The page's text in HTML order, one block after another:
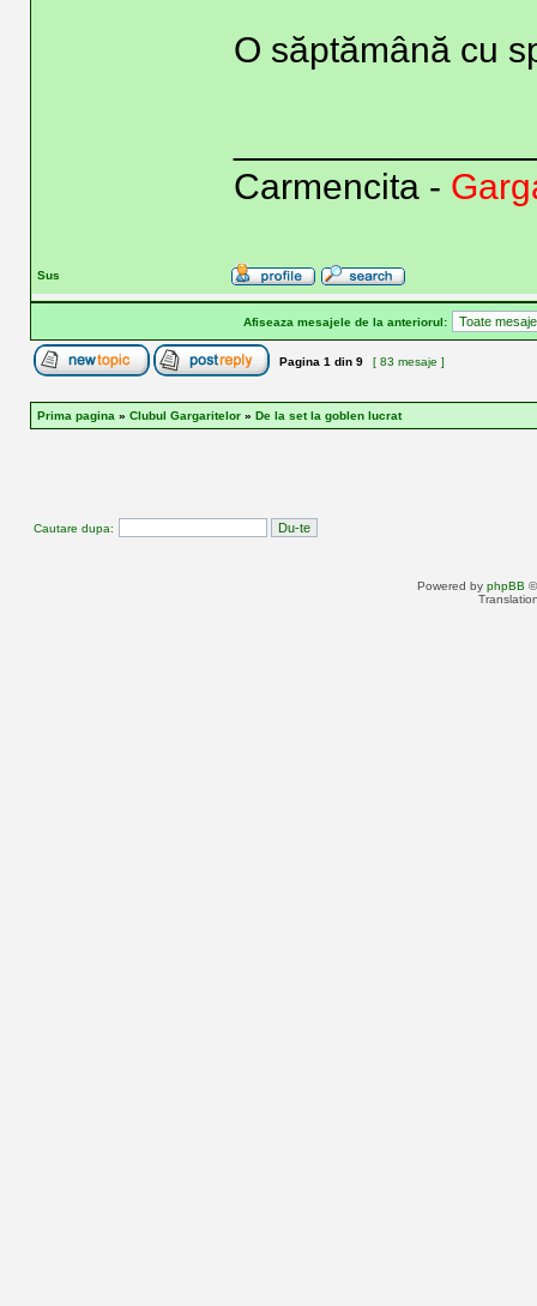
O săptămână cu
Carmencita -
Sus
Afiseaza mesajele de la anteriorul:
Pagina 1 din 9 [ 83 mesaje ]
Prima pagina » Clubul Gargaritelor » De la set la goblen lucrat
Cautare dupa:
Powered by phpBB